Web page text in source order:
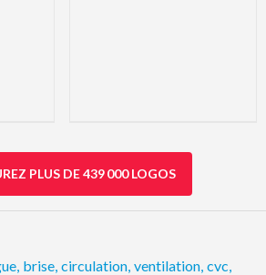
PLUS DE 439 000 LOGOS
brise circulation ventilation cvc